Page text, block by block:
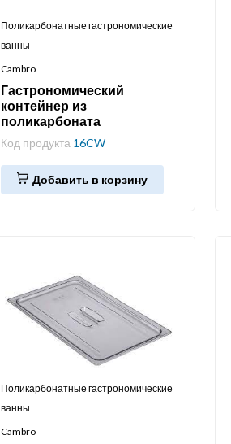
Поликарбонатные гастрономические
ванны
Cambro
Гастрономический
контейнер из
поликарбоната
Код продукта 16CW
Добавить в корзину
Поликарбонатные гастрономические
ванны
Cambro